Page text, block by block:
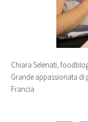
Chiara Selenati,
Grande appassionata di
Francia.